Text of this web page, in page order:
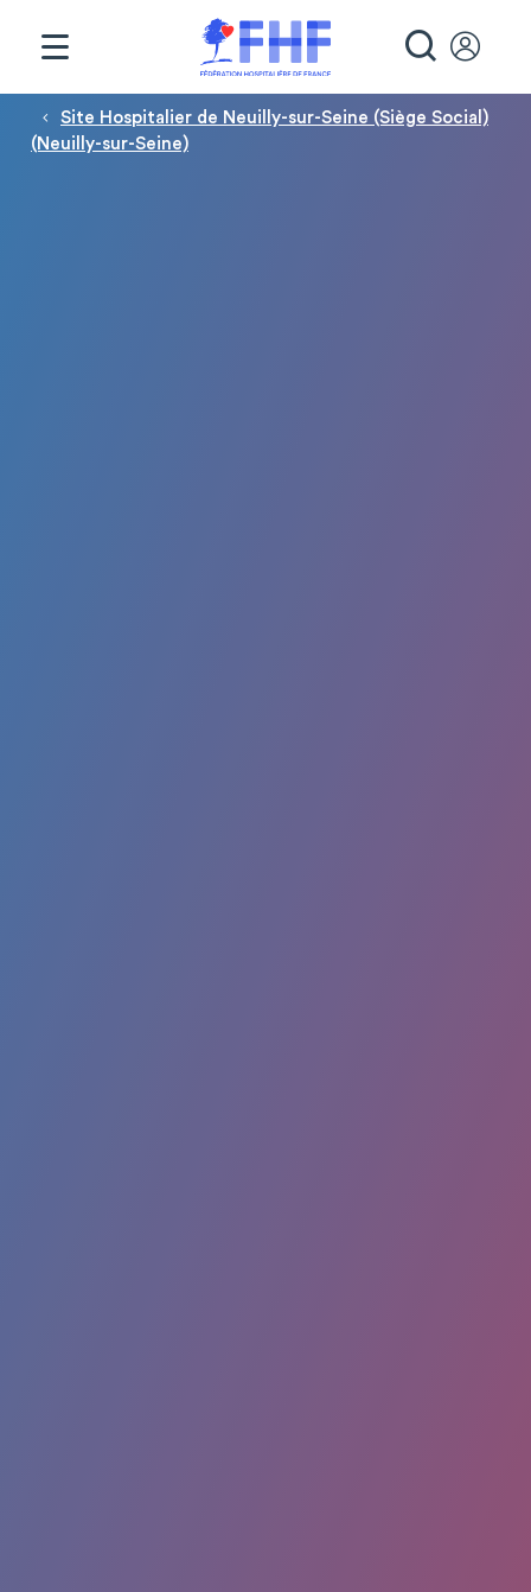
Fil d'Ariane
Site Hospitalier de Neuilly-sur-Seine (Siège Social)
(Neuilly-sur-Seine)
Panneau de gestion des cookies